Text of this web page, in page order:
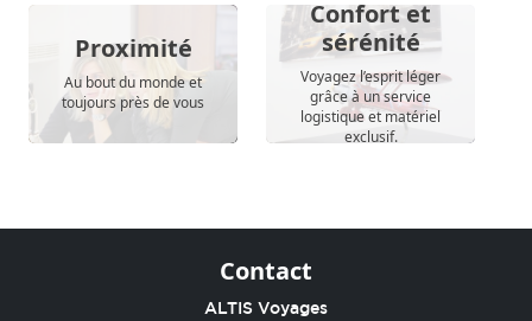
Proximité
Au bout du monde et
toujours près de vous
Confort et
sérénité
Voyagez l’esprit léger
grâce à un service
logistique et matériel
exclusif.
Contact
ALTIS Voyages